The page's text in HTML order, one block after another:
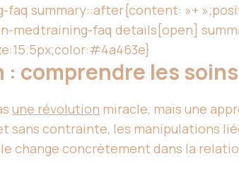
summary::after{content: »+
medtraining-faq details[open]
: comprendre les
une révolution miracle, mais une
sans contrainte, les manipulations
change concrètement dans la